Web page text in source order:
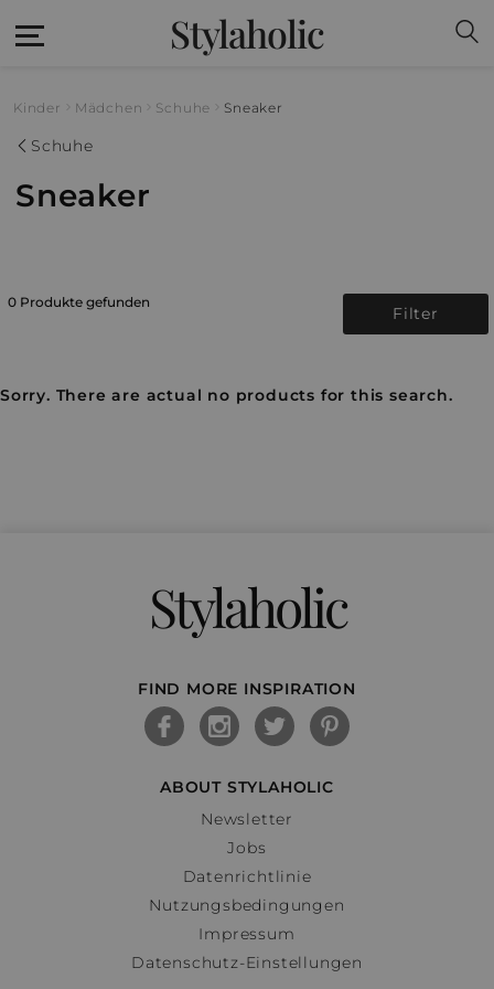
Stylaholic
Kinder Mädchen Schuhe Sneaker
Schuhe
Sneaker
0 Produkte gefunden
Filter
Sorry. There are actual no products for this search.
Stylaholic
FIND MORE INSPIRATION
ABOUT STYLAHOLIC
Newsletter
Jobs
Datenrichtlinie
Nutzungsbedingungen
Impressum
Datenschutz-Einstellungen